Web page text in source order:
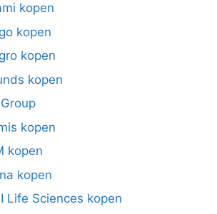
kopen
kopen
kopen
kopen
kopen
kopen
kopen
Life Sciences kopen